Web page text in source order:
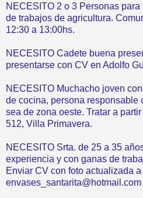
NECESITO 2 o 3 Personas
de trabajos de agricultura.
12:30 a 13:00hs.
NECESITO Cadete buena
presentarse con CV en Adolfo
NECESITO Muchacho joven
de cocina, persona responsable
sea de zona oeste. Tratar a
512, Villa Primavera.
NECESITO Srta. de 25 a 35
experiencia y con ganas de
Enviar CV con foto actualizada a
envases_santarita@hotmail.com